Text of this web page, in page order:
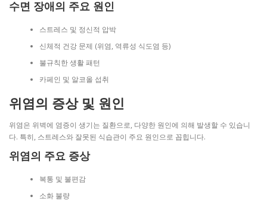
수면 장애의 주요 원인
스트레스 및 정신적 압박
신체적 건강 문제 (위염, 역류성 식도염 등)
불규칙한 생활 패턴
카페인 및 알코올 섭취
위염의 증상 및 원인
위염은 위벽에 염증이 생기는 질환으로, 다양한 원인에 의해 발생할 수 있습니
다. 특히, 스트레스와 잘못된 식습관이 주요 원인으로 꼽힙니다.
위염의 주요 증상
복통 및 불편감
소화 불량